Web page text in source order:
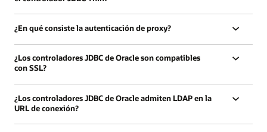
¿En qué consiste la autenticación de proxy?
¿Los controladores JDBC de Oracle son compatibles
con SSL?
¿Los controladores JDBC de Oracle admiten LDAP en la
URL de conexión?